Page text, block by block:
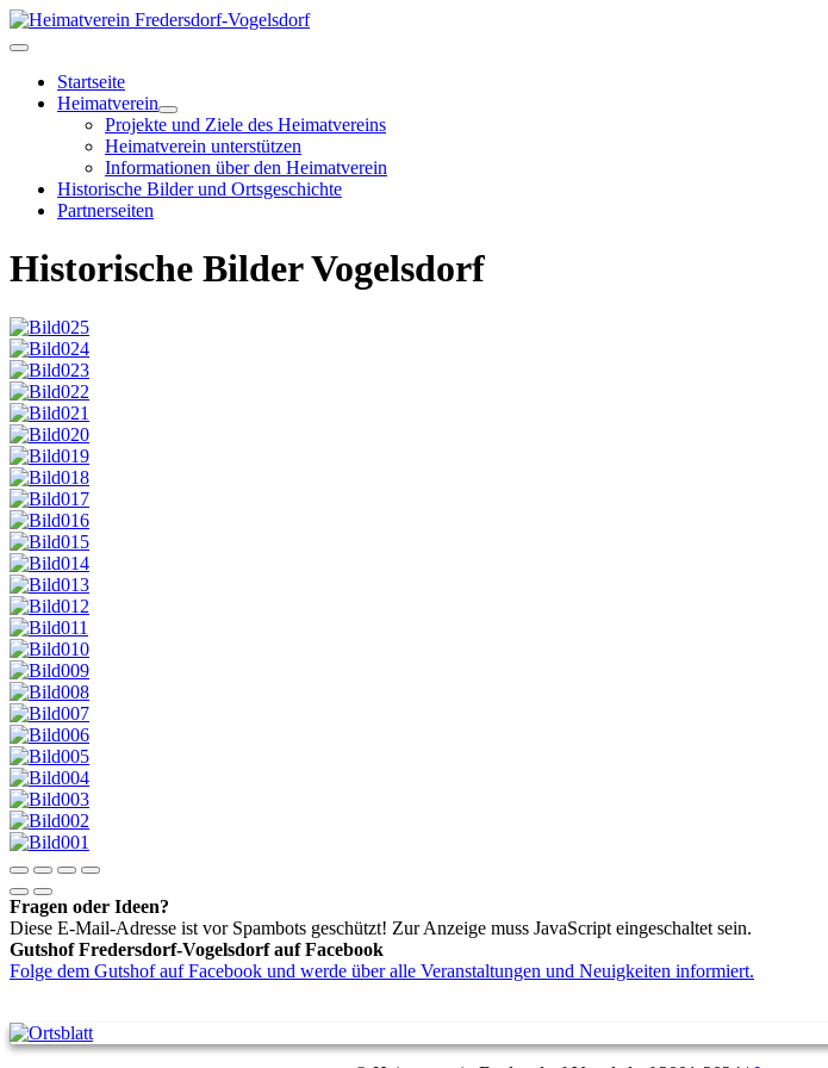
Startseite
Heimatverein
Projekte und Ziele des Heimatvereins
Heimatverein unterstützen
Informationen über den Heimatverein
Historische Bilder und Ortsgeschichte
Partnerseiten
Historische Bilder Vogelsdorf
Fragen oder Ideen?
Diese E-Mail-Adresse ist vor Spambots geschützt! Zur Anzeige muss JavaScript eingeschaltet sein.
Gutshof Fredersdorf-Vogelsdorf auf Facebook
Folge dem Gutshof auf Facebook und werde über alle Veranstaltungen und Neuigkeiten informiert.